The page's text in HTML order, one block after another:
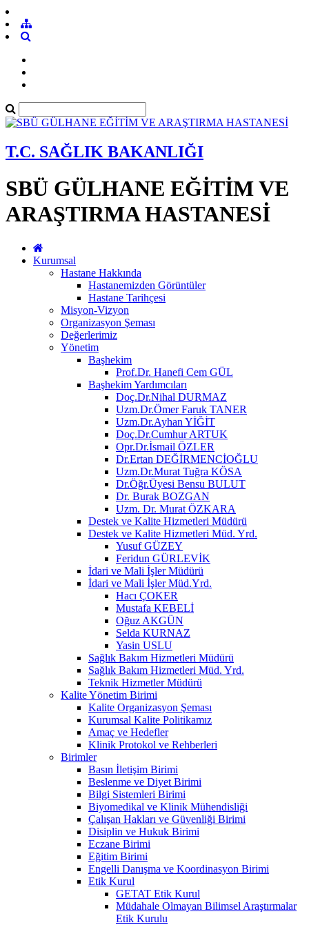
T.C. SAĞLIK BAKANLIĞI
SBÜ GÜLHANE EĞİTİM VE
ARAŞTIRMA HASTANESİ
Kurumsal
Hastane Hakkında
Hastanemizden Görüntüler
Hastane Tarihçesi
Misyon-Vizyon
Organizasyon Şeması
Değerlerimiz
Yönetim
Başhekim
Prof.Dr. Hanefi Cem GÜL
Başhekim Yardımcıları
Doç.Dr.Nihal DURMAZ
Uzm.Dr.Ömer Faruk TANER
Uzm.Dr.Ayhan YİĞİT
Doç.Dr.Cumhur ARTUK
Opr.Dr.İsmail ÖZLER
Dr.Ertan DEĞİRMENCİOĞLU
Uzm.Dr.Murat Tuğra KÖSA
Dr.Öğr.Üyesi Bensu BULUT
Dr. Burak BOZGAN
Uzm. Dr. Murat ÖZKARA
Destek ve Kalite Hizmetleri Müdürü
Destek ve Kalite Hizmetleri Müd. Yrd.
Yusuf GÜZEY
Feridun GÜRLEVİK
İdari ve Mali İşler Müdürü
İdari ve Mali İşler Müd.Yrd.
Hacı ÇOKER
Mustafa KEBELİ
Oğuz AKGÜN
Selda KURNAZ
Yasin USLU
Sağlık Bakım Hizmetleri Müdürü
Sağlık Bakım Hizmetleri Müd. Yrd.
Teknik Hizmetler Müdürü
Kalite Yönetim Birimi
Kalite Organizasyon Şeması
Kurumsal Kalite Politikamız
Amaç ve Hedefler
Klinik Protokol ve Rehberleri
Birimler
Basın İletişim Birimi
Beslenme ve Diyet Birimi
Bilgi Sistemleri Birimi
Biyomedikal ve Klinik Mühendisliği
Çalışan Hakları ve Güvenliği Birimi
Disiplin ve Hukuk Birimi
Eczane Birimi
Eğitim Birimi
Engelli Danışma ve Koordinasyon Birimi
Etik Kurul
GETAT Etik Kurul
Müdahale Olmayan Bilimsel Araştırmalar
Etik Kurulu